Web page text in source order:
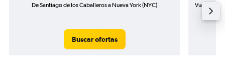
De Santiago de los Caballeros a Nueva York (NYC)
Buscar ofertas
Vuelo de